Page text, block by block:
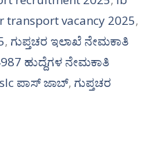
vacancy 2025,
, ಗುಪ್ತಚರ ಇಲಾಖೆ ನೇಮಕಾತಿ
ಹುದ್ದೆಗಳ ನೇಮಕಾತಿ
ಪಾಸ್ ಜಾಬ್, ಗುಪ್ತಚರ